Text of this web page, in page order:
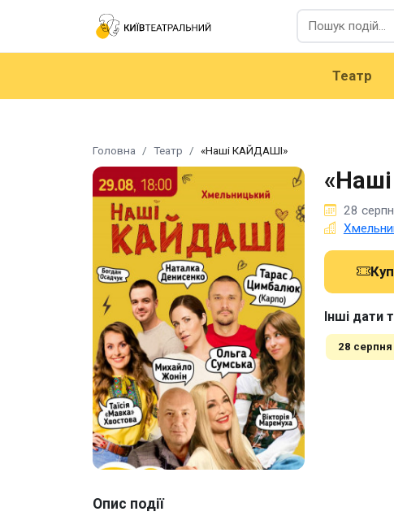
Театр
Головна Театр «Наші КАЙДАШІ»
28
Інші дати
28
Опис події